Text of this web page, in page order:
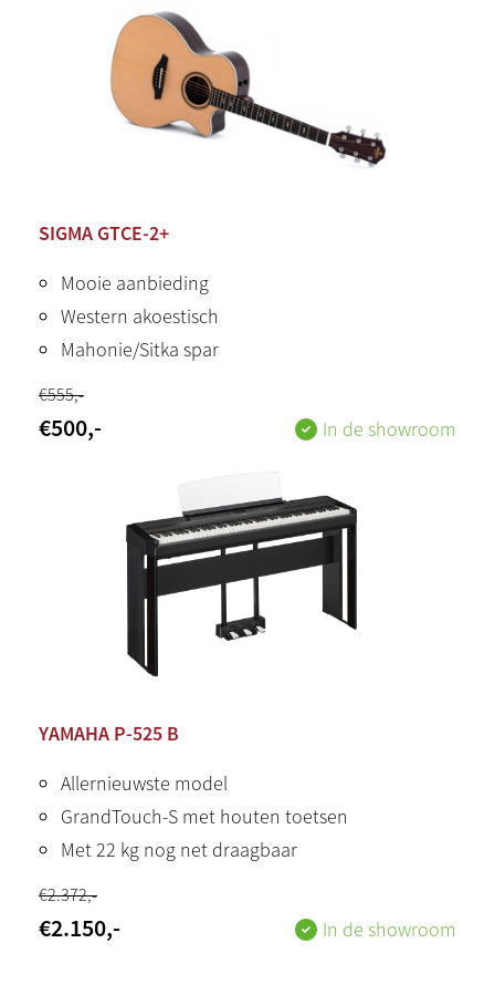
SIGMA GTCE-2+
Mooie aanbieding
Western akoestisch
Mahonie/Sitka spar
€555,-
€500,- In de showroom
YAMAHA P-525 B
Allernieuwste model
GrandTouch-S met houten toetsen
Met 22 kg nog net draagbaar
€2.372,-
€2.150,- In de showroom